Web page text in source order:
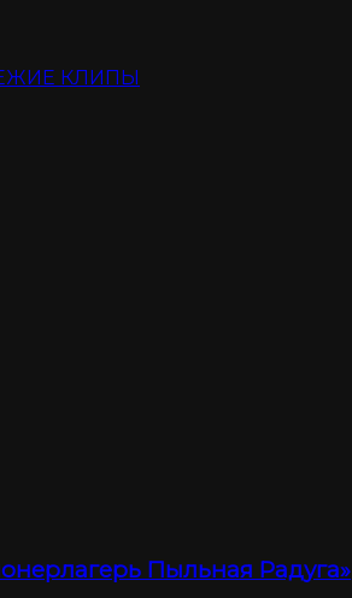
КЛИПЫ
Пыльная Радуга»